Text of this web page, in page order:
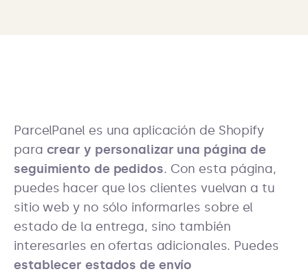
ParcelPanel es una aplicación de Shopify
para crear y personalizar una página de
seguimiento de pedidos. Con esta página,
puedes hacer que los clientes vuelvan a tu
sitio web y no sólo informarles sobre el
estado de la entrega, sino también
interesarles en ofertas adicionales. Puedes
establecer estados de envío